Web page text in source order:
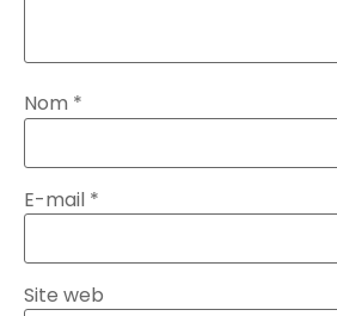
Nom *
E-mail *
Site web